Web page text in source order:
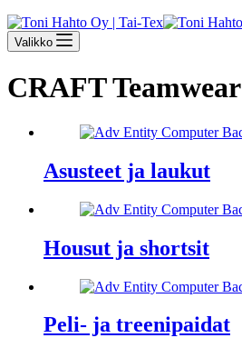
Valikko
CRAFT Teamwear
Asusteet ja laukut
Housut ja shortsit
Peli- ja treenipaidat